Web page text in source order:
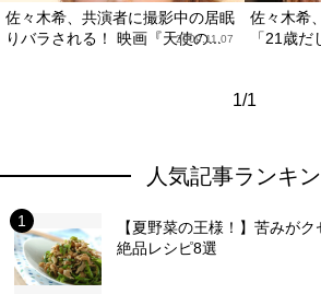
佐々木希、共演者に撮影中の居眠
りバラされる！ 映画『天使の...
2009.11.07
佐々木希
「21歳だ
1/1
人気記事ランキ
【夏野菜の王様！】苦みが
絶品レシピ8選